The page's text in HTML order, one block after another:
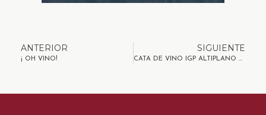
ANTERIOR
¡ OH VINO!
SIGUIENTE
CATA DE VINO IGP ALTIPLANO DE SIERRA NEVADA